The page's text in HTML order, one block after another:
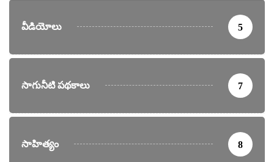
వీడియోలు 5
సాగునీటి పథకాలు 7
సాహిత్యం 8